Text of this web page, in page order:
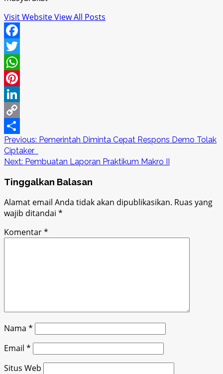
Visit WebsiteView All Posts
Facebook
Twitter
WhatsApp
Pinterest
LinkedIn
Copy
Link
Share
Post
navigation
Previous: Pemerintah Diminta Cepat Respons Demo Tolak
Ciptaker
Next: Pembuatan Laporan Praktikum Makro II
Tinggalkan Balasan
Alamat email Anda tidak akan dipublikasikan. Ruas yang
wajib ditandai *
Komentar*
Nama *
Email *
Situs Web